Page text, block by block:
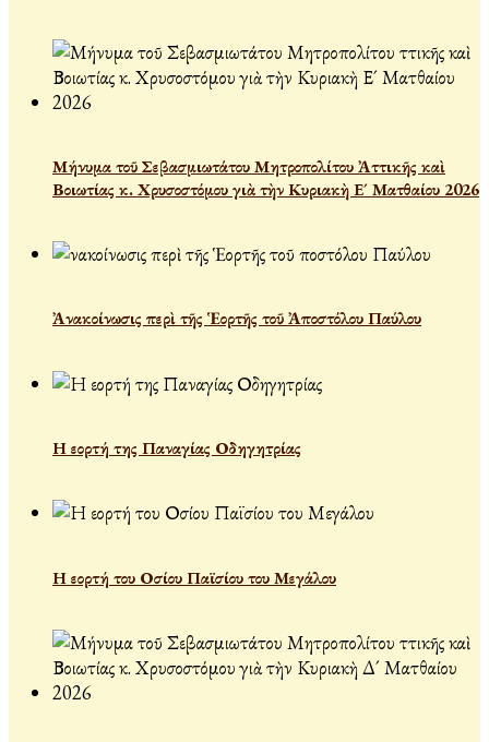
Μήνυμα τοῦ Σεβασμιωτάτου Μητροπολίτου Ἀττικῆς καὶ
Βοιωτίας κ. Χρυσοστόμου γιὰ τὴν Κυριακὴ Ε´ Ματθαίου 2026
Ἀνακοίνωσις περὶ τῆς Ἑορτῆς τοῦ Ἀποστόλου Παύλου
Η εορτή της Παναγίας Οδηγητρίας
Η εορτή του Οσίου Παϊσίου του Μεγάλου